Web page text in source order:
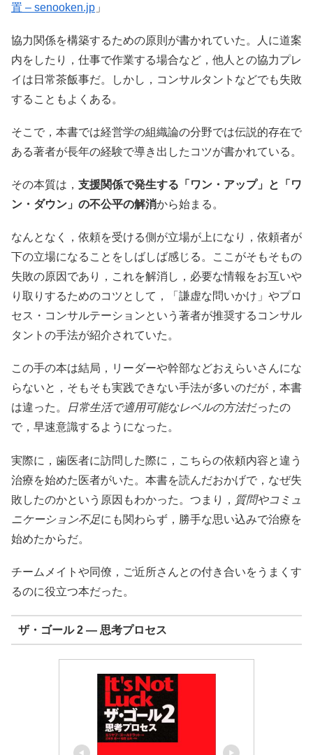
置 – senooken.jp 」
協力関係を構築するための原則が書かれていた。人に道案
内をしたり，仕事で作業する場合など，他人との協力プレ
イは日常茶飯事だ。しかし，コンサルタントなどでも失敗
することもよくある。
そこで，本書では経営学の組織論の分野では伝説的存在で
ある著者が長年の経験で導き出したコツが書かれている。
その本質は， 支援関係で発生する「ワン・アップ」と「ワ
ン・ダウン」の不公平の解消から始まる。
なんとなく，依頼を受ける側が立場が上になり，依頼者が
下の立場になることをしばしば感じる。ここがそもそもの
失敗の原因であり，これを解消し，必要な情報をお互いや
り取りするためのコツとして，「謙虚な問いかけ」やプロ
セス・コンサルテーションという著者が推奨するコンサル
タントの手法が紹介されていた。
この手の本は結局，リーダーや幹部などおえらいさんにな
らないと，そもそも実践できない手法が多いのだが，本書
は違った。
日常生活で適用可能なレベルの方法だったの
で，早速意識するようになった。
実際に，歯医者に訪問した際に，こちらの依頼内容と違う
治療を始めた医者がいた。本書を読んだおかげで，なぜ失
敗したのかという原因もわかった。つまり， 質問やコミュ
ニケーション不足にも関わらず，勝手な思い込みで治療を
始めたからだ。
チームメイトや同僚，ご近所さんとの付き合いをうまくす
るのに役立つ本だった。
ザ・ゴール 2 ― 思考プロセス